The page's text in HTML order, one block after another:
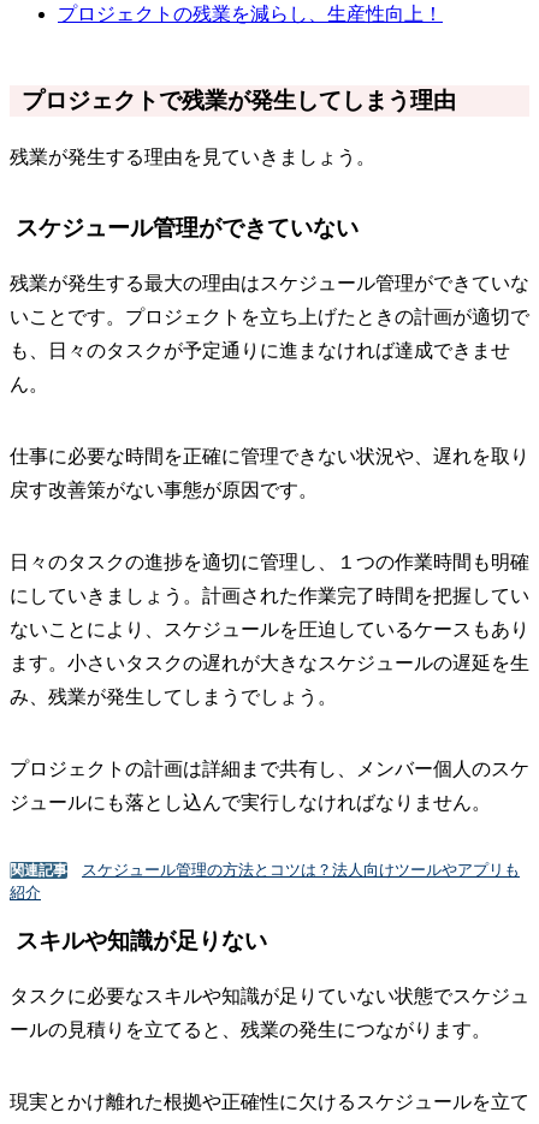
プロジェクトの残業を減らし、生産性向上！
プロジェクトで残業が発生してしまう理由
残業が発生する理由を見ていきましょう。
スケジュール管理ができていない
残業が発生する最大の理由はスケジュール管理ができていな
いことです。プロジェクトを立ち上げたときの計画が適切で
も、日々のタスクが予定通りに進まなければ達成できませ
ん。
仕事に必要な時間を正確に管理できない状況や、遅れを取り
戻す改善策がない事態が原因です。
日々のタスクの進捗を適切に管理し、１つの作業時間も明確
にしていきましょう。計画された作業完了時間を把握してい
ないことにより、スケジュールを圧迫しているケースもあり
ます。小さいタスクの遅れが大きなスケジュールの遅延を生
み、残業が発生してしまうでしょう。
プロジェクトの計画は詳細まで共有し、メンバー個人のスケ
ジュールにも落とし込んで実行しなければなりません。
関連記事
スケジュール管理の方法とコツは？法人向けツールやアプリも
紹介
スキルや知識が足りない
タスクに必要なスキルや知識が足りていない状態でスケジュ
ールの見積りを立てると、残業の発生につながります。
現実とかけ離れた根拠や正確性に欠けるスケジュールを立て